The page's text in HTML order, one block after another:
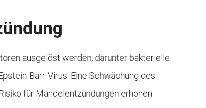
ausgelöst werden, darunter bakterielle
Barr-Virus. Eine Schwächung des
für Mandelentzündungen erhöhen.